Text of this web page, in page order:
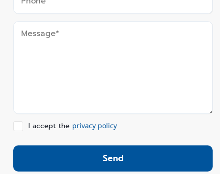
I accept the privacy policy
Send